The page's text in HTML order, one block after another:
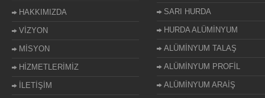
HAKKIMIZDA
VİZYON
MİSYON
HİZMETLERİMİZ
İLETİŞİM
SARI HURDA
HURDA ALÜMİNYUM
ALÜMİNYUM TALAŞ
ALÜMİNYUM PROFİL
ALÜMİNYUM ARAİŞ